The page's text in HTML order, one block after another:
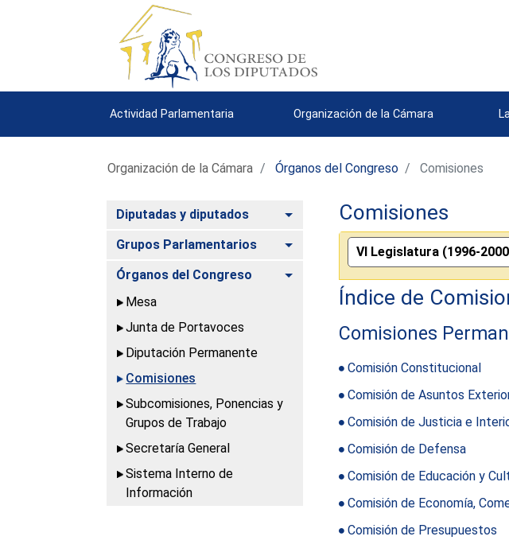
Actividad Parlamentaria Organización de la Cámara
Organización de la Cámara Órganos del Congreso Comisiones
Diputadas y diputados Alternar
Grupos Parlamentarios Alternar
Órganos del Congreso
Alternar
Mesa
Junta de Portavoces
Diputación Permanente
Comisiones
Subcomisiones, Ponencias y
Grupos de Trabajo
Secretaría General
Sistema Interno de
Información
Comisiones
Índice de
Comisiones
Comisión Constitucional
Comisión de Asuntos
Comisión de Justicia e
Comisión de Defensa
Comisión de Educación y
Comisión de Economía,
Comisión de Presupuestos